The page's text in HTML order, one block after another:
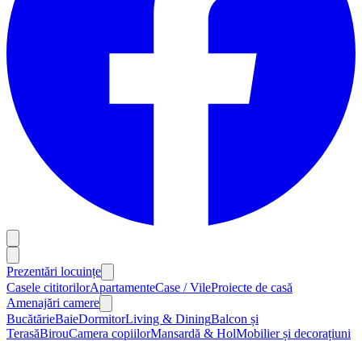
Prezentări locuințe
Casele cititorilorApartamenteCase / VileProiecte de casă
Amenajări camere
BucătărieBaieDormitorLiving & DiningBalcon și
TerasăBirouCamera copiilorMansardă & HolMobilier și decorațiuni